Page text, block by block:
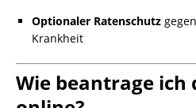
Optionaler Ratenschutz
Krankheit
Wie beantrage ich